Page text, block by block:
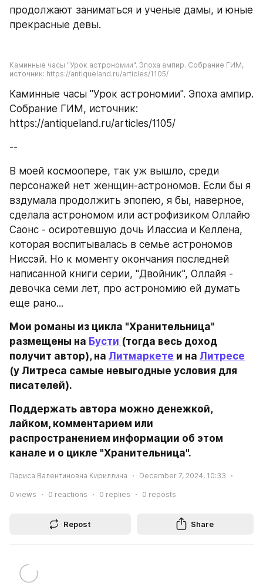
продолжают заниматься и ученые дамы, и юные
прекрасные девы.
Каминные часы "Урок астрономии". Эпоха ампир. Собрание ГИМ,
источник: https://antiqueland.ru/articles/1105/
Каминные часы "Урок астрономии". Эпоха ампир.
Собрание ГИМ, источник:
https://antiqueland.ru/articles/1105/
--
В моей космоопере, так уж вышло, среди
персонажей нет женщин-астрономов. Если бы я
вздумала продолжить эпопею, я бы, наверное,
сделала астрономом или астрофизиком Оллайю
Саонс - осиротевшую дочь Илассиа и Келлена,
которая воспитывалась в семье астрономов
Ниссэй. Но к моменту окончания последней
написанной книги серии, "Двойник", Оллайя -
девочка семи лет, про астрономию ей думать
еще рано...
Мои романы из цикла "Хранительница"
размещены на Бусти (тогда весь доход
получит автор), на Литмаркете и на Литресе
(у Литреса самые невыгодные условия для
писателей).
Поддержать автора можно денежкой,
лайком, комментарием или
распространением информации об этом
канале и о цикле "Хранительница".
Лариса Валентиновна Кириллина December 7, 2024, 10:33
0 views 0 reactions 0 replies 0 reposts
Repost Share